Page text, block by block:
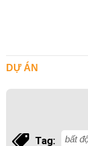
DỰ ÁN
Tag: bất